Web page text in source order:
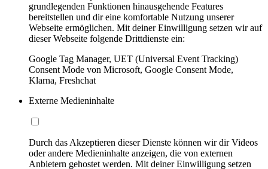
grundlegenden Funktionen hinausgehende Features
bereitstellen und dir eine komfortable Nutzung unserer
Webseite ermöglichen. Mit deiner Einwilligung setzen wir auf
dieser Webseite folgende Drittdienste ein:
Google Tag Manager, UET (Universal Event Tracking)
Consent Mode von Microsoft, Google Consent Mode,
Klarna, Freshchat
Externe Medieninhalte
Durch das Akzeptieren dieser Dienste können wir dir Videos
oder andere Medieninhalte anzeigen, die von externen
Anbietern gehostet werden. Mit deiner Einwilligung setzen